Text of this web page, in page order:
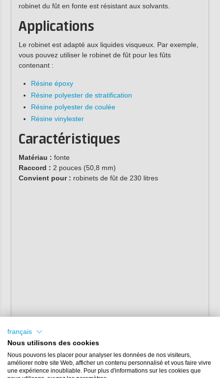
robinet du fût en fonte est résistant aux solvants.
Applications
Le robinet est adapté aux liquides visqueux. Par exemple,
vous pouvez utiliser le robinet de fût pour les fûts
contenant :
Résine époxy
Résine polyester de stratification
Résine polyester de coulée
Résine vinylester
Caractéristiques
Matériau : fonte
Raccord : 2 pouces (50,8 mm)
Convient pour : robinets de fût de 230 litres
français
Nous utilisons des cookies
Nous pouvons les placer pour analyser les données de nos visiteurs,
améliorer notre site Web, afficher un contenu personnalisé et vous faire vivre
une expérience inoubliable. Pour plus d'informations sur les cookies que